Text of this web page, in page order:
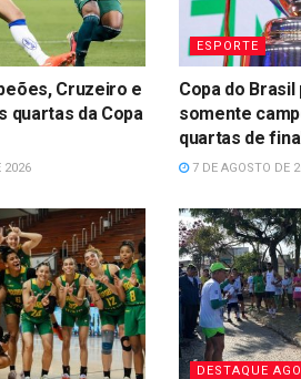
Cruzeiro e
quartas da Copa
2026
ESPORTE
Copa do
somente
quartas de final
7 DE AGOSTO DE
DESTAQUE